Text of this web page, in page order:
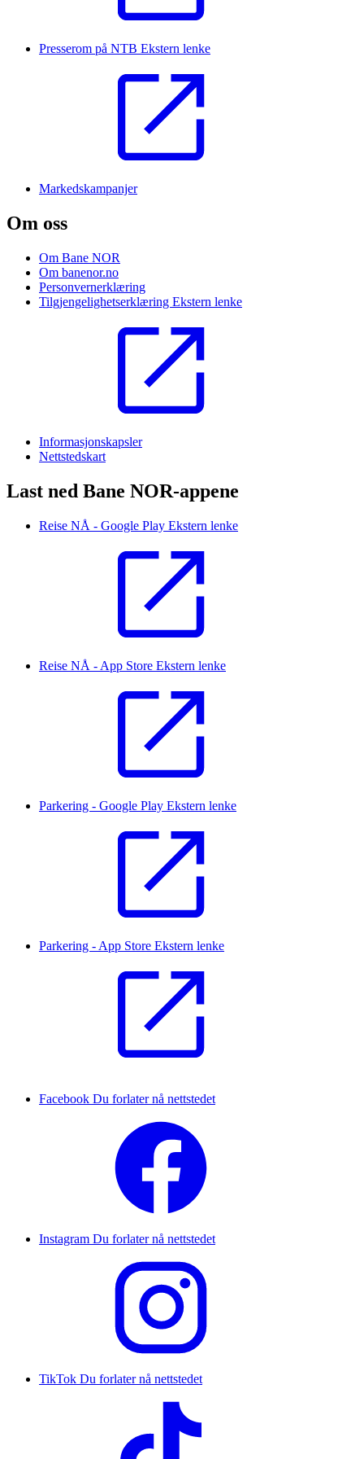
Presserom på NTB Ekstern lenke
Markedskampanjer
Om oss
Om Bane NOR
Om banenor.no
Personvernerklæring
Tilgjengelighetserklæring Ekstern lenke
Informasjonskapsler
Nettstedskart
Last ned Bane NOR-appene
Reise NÅ - Google Play Ekstern lenke
Reise NÅ - App Store Ekstern lenke
Parkering - Google Play Ekstern lenke
Parkering - App Store Ekstern lenke
Facebook Du forlater nå nettstedet
Instagram Du forlater nå nettstedet
TikTok Du forlater nå nettstedet